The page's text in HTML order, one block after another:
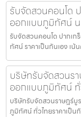
รับจัดสวนคอนโด
ออกแบบภูมิทัศน์
รับจัดสวนคอนโด ปากเ
ทัศน์ ราคาเป็นกันเอง เ
บริษัทรับจัดสวนร
ออกแบบภูมิทัศน์ ทั่
บริษัทรับจัดสวนราษฎร์
ภูมิทัศน์ ทั่วไทยราคาเป็น